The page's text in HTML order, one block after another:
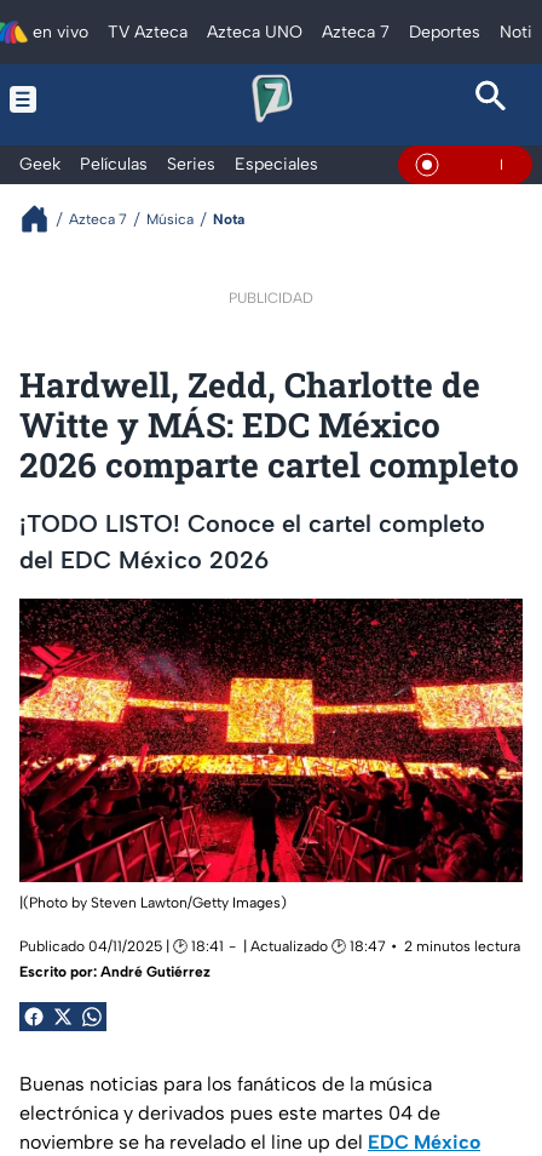
en vivo TV Azteca Azteca UNO Azteca 7 Deportes
Geek Películas Series Especiales En Vivo
Azteca 7 Música Nota
PUBLICIDAD
Hardwell, Zedd, Charlotte de
Witte y MÁS: EDC México
2026 comparte cartel completo
¡TODO LISTO! Conoce el cartel completo
del EDC México 2026
|(Photo by Steven Lawton/Getty Images)
Publicado 04/11/2025 | 🕑 18:41 | Actualizado 🕑 18:47
2 minutos lectura
Escrito por: André Gutiérrez
Buenas noticias para los fanáticos de la música
electrónica y derivados pues este martes 04 de
noviembre se ha revelado el line up del EDC México